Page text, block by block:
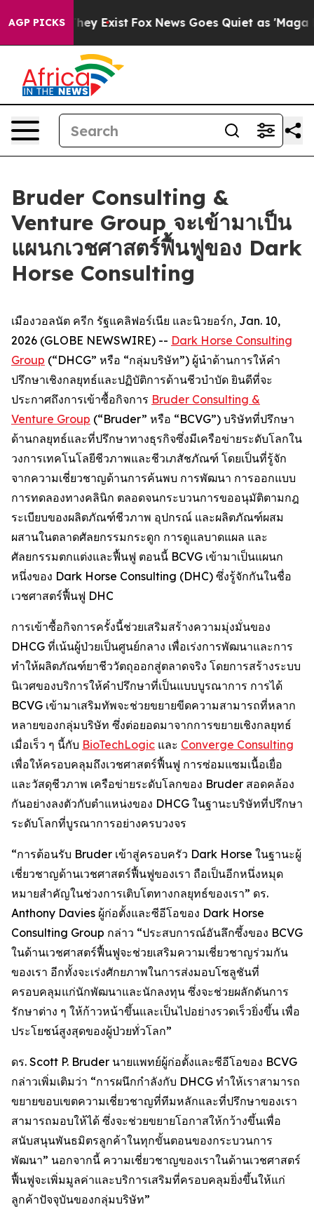
AGP PICKS
Proof They Exist Fox News Goes Quiet as 'Maga
Bruder Consulting &
Venture Group จะเข้ามาเป็น
แผนกเวชศาสตร์ฟื้นฟูของ Dark
Horse Consulting
เมืองวอลนัต ครีก รัฐแคลิฟอร์เนีย และนิวยอร์ก, Jan. 10,
2026 (GLOBE NEWSWIRE) -- Dark Horse Consulting
Group (“DHCG” หรือ “กลุ่มบริษัท”) ผู้นำด้านการให้คำ
ปรึกษาเชิงกลยุทธ์และปฏิบัติการด้านชีวบำบัด ยินดีที่จะ
ประกาศถึงการเข้าซื้อกิจการ Bruder Consulting &
Venture Group (“Bruder” หรือ “BCVG”) บริษัทที่ปรึกษา
ด้านกลยุทธ์และที่ปรึกษาทางธุรกิจซึ่งมีเครือข่ายระดับโลกใน
วงการเทคโนโลยีชีวภาพและชีวเภสัชภัณฑ์ โดยเป็นที่รู้จัก
จากความเชี่ยวชาญด้านการค้นพบ การพัฒนา การออกแบบ
การทดลองทางคลินิก ตลอดจนกระบวนการขออนุมัติตามกฎ
ระเบียบของผลิตภัณฑ์ชีวภาพ อุปกรณ์ และผลิตภัณฑ์ผสม
ผสานในตลาดศัลยกรรมกระดูก การดูแลบาดแผล และ
ศัลยกรรมตกแต่งและฟื้นฟู ตอนนี้ BCVG เข้ามาเป็นแผนก
หนึ่งของ Dark Horse Consulting (DHC) ซึ่งรู้จักกันในชื่อ
เวชศาสตร์ฟื้นฟู DHC
การเข้าซื้อกิจการครั้งนี้ช่วยเสริมสร้างความมุ่งมั่นของ
DHCG ที่เน้นผู้ป่วยเป็นศูนย์กลาง เพื่อเร่งการพัฒนาและการ
ทำให้ผลิตภัณฑ์ยาชีววัตถุออกสู่ตลาดจริง โดยการสร้างระบบ
นิเวศของบริการให้คำปรึกษาที่เป็นแบบบูรณาการ การได้
BCVG เข้ามาเสริมทัพจะช่วยขยายขีดความสามารถที่หลาก
หลายของกลุ่มบริษัท ซึ่งต่อยอดมาจากการขยายเชิงกลยุทธ์
เมื่อเร็ว ๆ นี้กับ BioTechLogic และ Converge Consulting
เพื่อให้ครอบคลุมถึงเวชศาสตร์ฟื้นฟู การซ่อมแซมเนื้อเยื่อ
และวัสดุชีวภาพ เครือข่ายระดับโลกของ Bruder สอดคล้อง
กันอย่างลงตัวกับตำแหน่งของ DHCG ในฐานะบริษัทที่ปรึกษา
ระดับโลกที่บูรณาการอย่างครบวงจร
“การต้อนรับ Bruder เข้าสู่ครอบครัว Dark Horse ในฐานะผู้
เชี่ยวชาญด้านเวชศาสตร์ฟื้นฟูของเรา ถือเป็นอีกหนึ่งหมุด
หมายสำคัญในช่วงการเติบโตทางกลยุทธ์ของเรา” ดร.
Anthony Davies ผู้ก่อตั้งและซีอีโอของ Dark Horse
Consulting Group กล่าว “ประสบการณ์อันลึกซึ้งของ BCVG
ในด้านเวชศาสตร์ฟื้นฟูจะช่วยเสริมความเชี่ยวชาญร่วมกัน
ของเรา อีกทั้งจะเร่งศักยภาพในการส่งมอบโซลูชันที่
ครอบคลุมแก่นักพัฒนาและนักลงทุน ซึ่งจะช่วยผลักดันการ
รักษาต่าง ๆ ให้ก้าวหน้าขึ้นและเป็นไปอย่างรวดเร็วยิ่งขึ้น เพื่อ
ประโยชน์สูงสุดของผู้ป่วยทั่วโลก”
ดร. Scott P. Bruder นายแพทย์ผู้ก่อตั้งและซีอีโอของ BCVG
กล่าวเพิ่มเติมว่า “การผนึกกำลังกับ DHCG ทำให้เราสามารถ
ขยายขอบเขตความเชี่ยวชาญที่ทีมหลักและที่ปรึกษาของเรา
สามารถมอบให้ได้ ซึ่งจะช่วยขยายโอกาสให้กว้างขึ้นเพื่อ
สนับสนุนพันธมิตรลูกค้าในทุกขั้นตอนของกระบวนการ
พัฒนา” นอกจากนี้ ความเชี่ยวชาญของเราในด้านเวชศาสตร์
ฟื้นฟูจะเพิ่มมูลค่าและบริการเสริมที่ครอบคลุมยิ่งขึ้นให้แก่
ลูกค้าปัจจุบันของกลุ่มบริษัท”